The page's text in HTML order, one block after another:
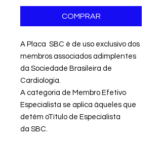
COMPRAR
A Placa SBC é de uso exclusivo dos
membros associados adimplentes
da Sociedade Brasileira de
Cardiologia.
A categoria de Membro Efetivo
Especialista se aplica àqueles que
detém oTítulo de Especialista
da SBC.